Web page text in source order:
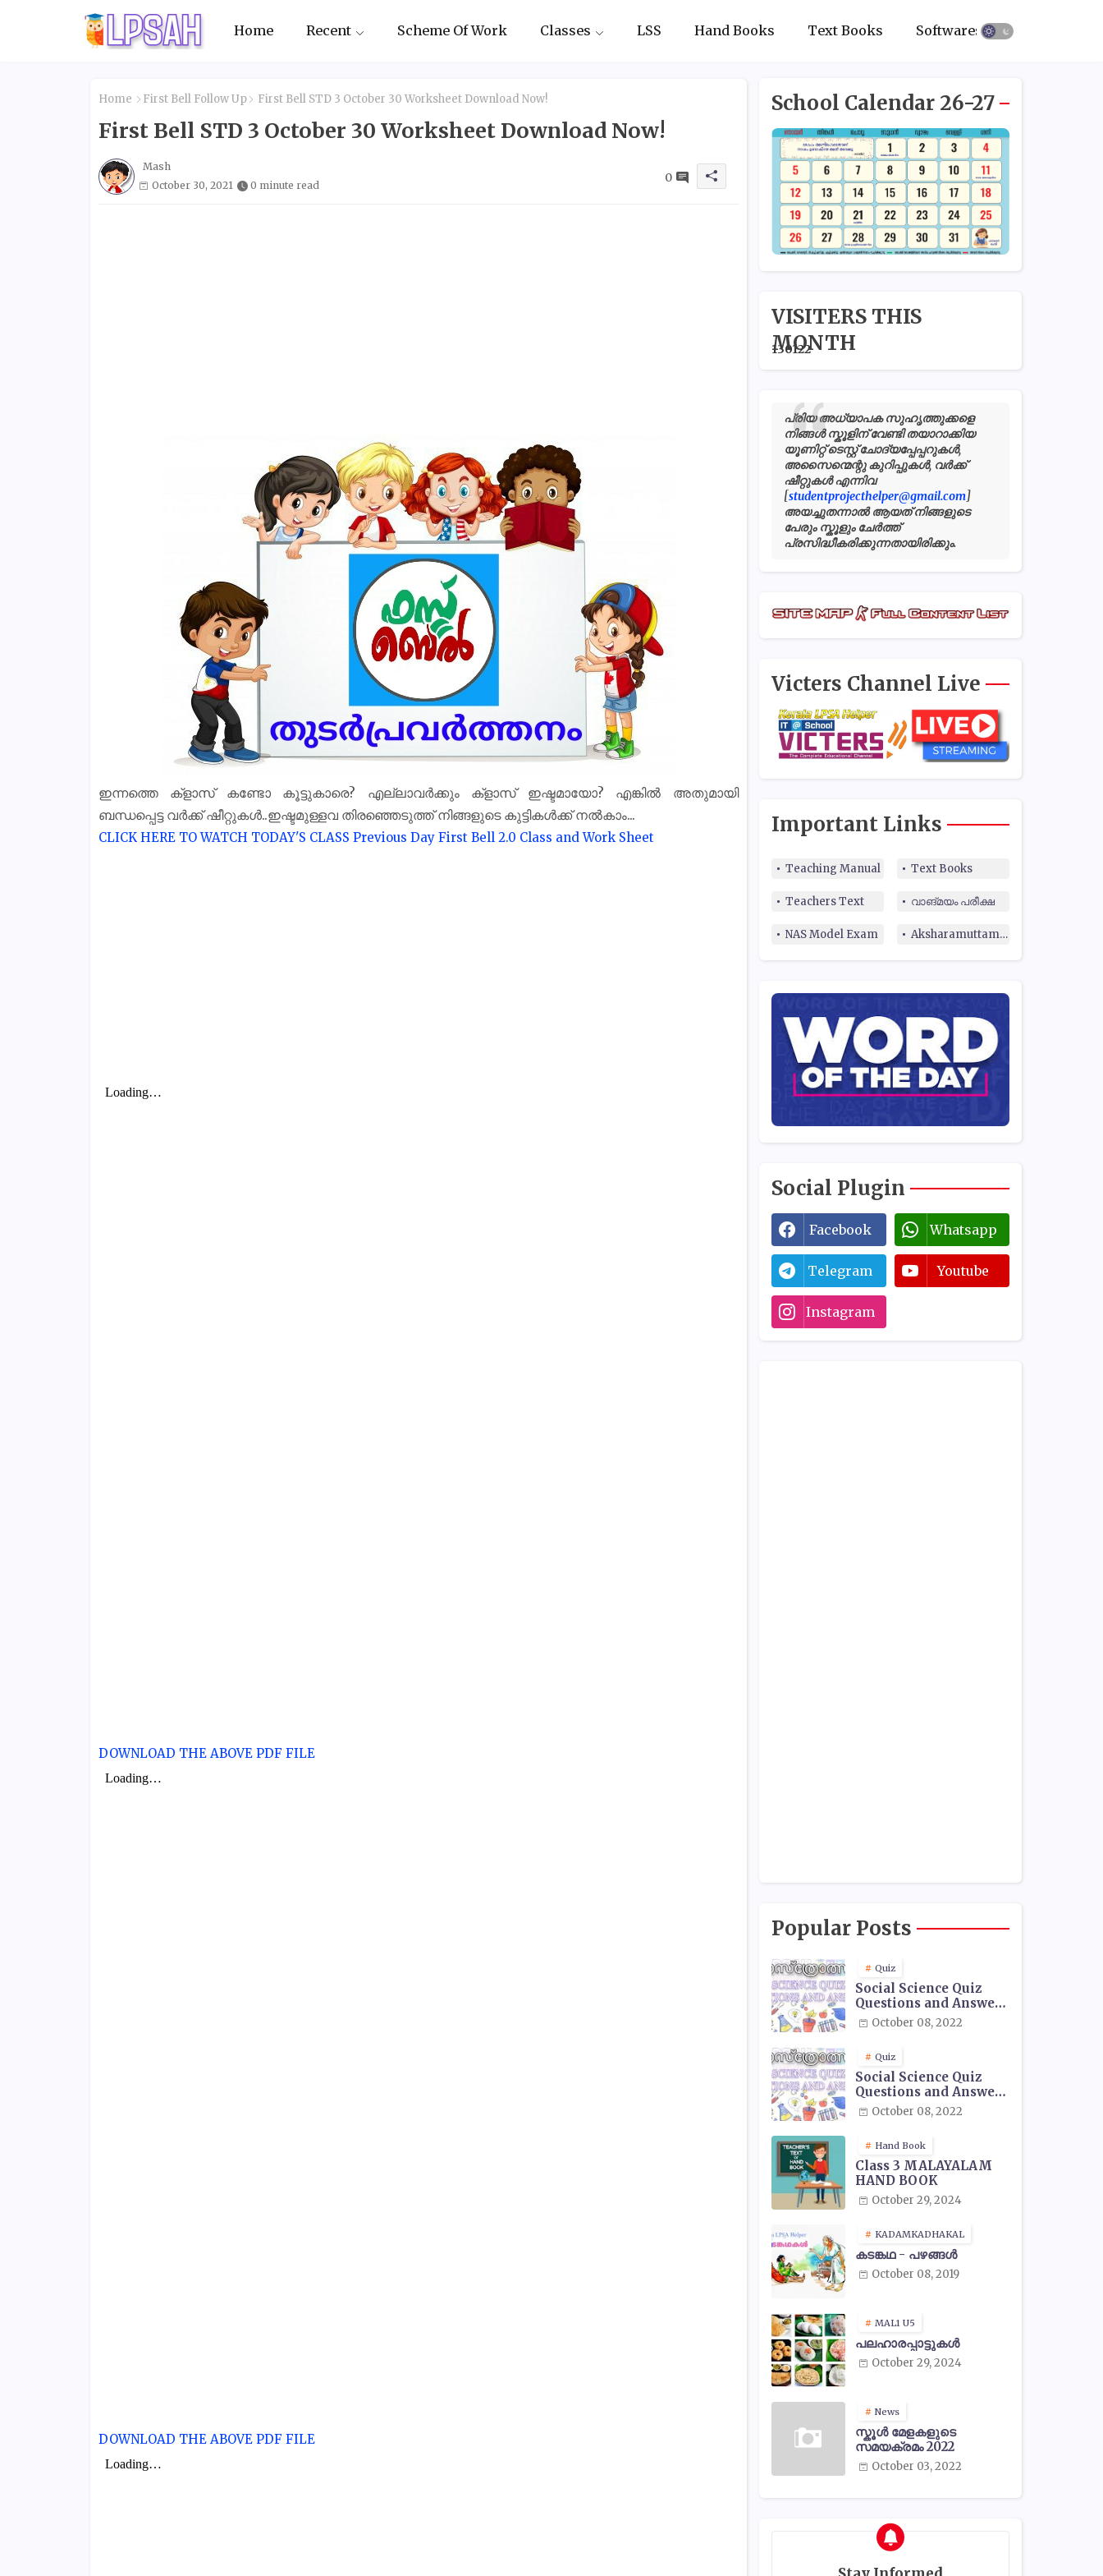
Home Recent Scheme Of Work Classes LSS Hand Books Text Books Softwares
Home First Bell Follow Up First Bell STD 3 October 30 Worksheet Download Now!
First Bell STD 3 October 30 Worksheet Download Now!
Mash
October 30, 2021
0 minute read
0
ഇന്നത്തെ ക്‌ളാസ് കണ്ടോ കൂട്ടുകാരെ? എല്ലാവർക്കും ക്‌ളാസ് ഇഷ്ടമായോ? എങ്കിൽ അതുമായി
ബന്ധപ്പെട്ട വർക്ക് ഷീറ്റുകൾ..ഇഷ്ടമുള്ളവ തിരഞ്ഞെടുത്ത് നിങ്ങളുടെ കുട്ടികൾക്ക് നൽകാം...
CLICK HERE TO WATCH TODAY'S CLASS Previous Day First Bell 2.0 Class and Work Sheet
DOWNLOAD THE ABOVE PDF FILE
DOWNLOAD THE ABOVE PDF FILE
School Calendar 26-27
VISITERS THIS
MONTH
130122
പ്രിയ അധ്യാപക സുഹൃത്തുക്കളെ
നിങ്ങൾ സ്കൂളിന് വേണ്ടി തയാറാക്കിയ
യൂണിറ്റ് ടെസ്റ്റ് ചോദ്യപ്പേപ്പറുകൾ,
അസൈന്മെന്റു കുറിപ്പുകൾ, വർക്ക്
ഷീറ്റുകൾ എന്നിവ
[studentprojecthelper@gmail.com]
അയച്ചുതന്നാൽ ആയത് നിങ്ങളുടെ
പേരും സ്കൂളും ചേർത്ത്
പ്രസിദ്ധീകരിക്കുന്നതായിരിക്കും.
Victers Channel Live
Important Links
Teaching Manual Text Books
Teachers Text വാങ്മയം പരീക്ഷ
NAS Model Exam Aksharamuttam Quiz
Social Plugin
Facebook Whatsapp
Telegram Youtube
Instagram
Popular Posts
Quiz
Social Science Quiz
Questions and Answers
- 01October 08, 2022
Quiz
Social Science Quiz
Questions and Answers
- 02October 08, 2022
Hand Book
Class 3 MALAYALAM
HAND BOOK
October 29, 2024
KADAMKADHAKAL
കടങ്കഥ - പഴങ്ങൾ
October 08, 2019
MAL1 U5
പലഹാരപ്പാട്ടുകൾ
October 29, 2024
News
സ്കൂൾ മേളകളുടെ
സമയക്രമം 2022
October 03, 2022